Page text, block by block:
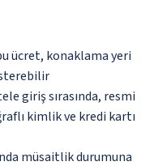
ücret, konaklama yeri
giriş sırasında, resmi
kimlik ve kredi kartı
müsaitlik durumuna